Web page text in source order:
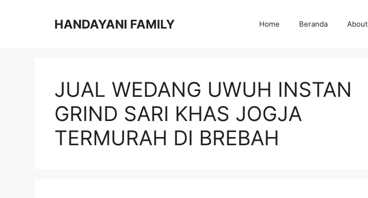
HANDAYANI FAMILY Home Beranda About
JUAL WEDANG UWUH INSTAN
GRIND SARI KHAS JOGJA
TERMURAH DI BREBAH